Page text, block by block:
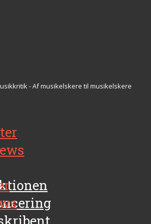
- Af musikelskere til musikelskere